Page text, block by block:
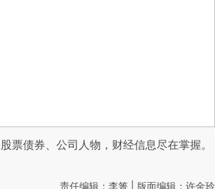
票债券、公司人物，财经信息尽在掌握。
责任编辑：李箐 | 版面编辑：许金玲